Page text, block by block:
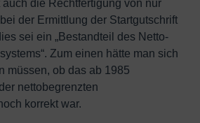
die Rechtfertigung von nur
der Ermittlung der Startgutschrift
sei ein „Bestandteil des Netto-
Zum einen hätte man sich
müssen, ob das ab 1985
nettobegrenzten
korrekt war.